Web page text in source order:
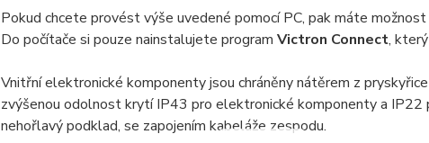
Pokud chcete provést výše uvedené pomocí PC, pak máte
Do počítače si pouze nainstalujete program Victron Connect,
Vnitřní elektronické komponenty jsou chráněny nátěrem z
zvýšenou odolnost krytí IP43 pro elektronické komponenty a IP22
nehořlavý podklad, se zapojením kabeláže zespodu.